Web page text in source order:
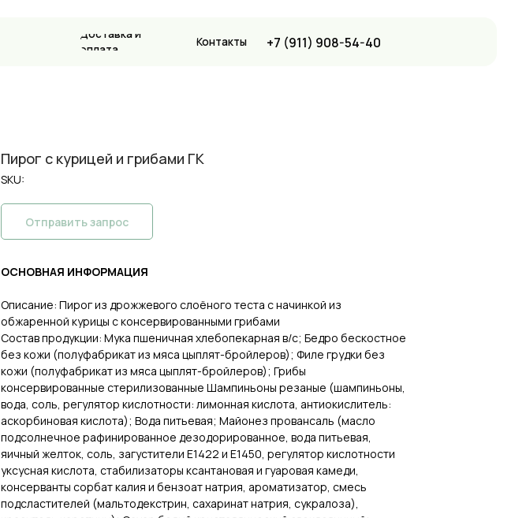
Контакты +7 (911) 908-54-40
Пирог с курицей и грибами ГК
SKU:
Отправить запрос
ОСНОВНАЯ ИНФОРМАЦИЯ
Описание: Пирог из дрожжевого слоёного теста с начинкой из
обжаренной курицы с консервированными грибами
Состав продукции: Мука пшеничная хлебопекарная в/с; Бедро бескостное
без кожи (полуфабрикат из мяса цыплят-бройлеров); Филе грудки без
кожи (полуфабрикат из мяса цыплят-бройлеров); Грибы
консервированные стерилизованные Шампиньоны резаные (шампиньоны,
вода, соль, регулятор кислотности: лимонная кислота, антиокислитель:
аскорбиновая кислота); Вода питьевая; Майонез провансаль (масло
подсолнечное рафинированное дезодорированное, вода питьевая,
яичный желток, соль, загустители Е1422 и Е1450, регулятор кислотности
уксусная кислота, стабилизаторы ксантановая и гуаровая камеди,
консерванты сорбат калия и бензоат натрия, ароматизатор, смесь
подсластителей (мальтодекстрин, сахаринат натрия, сукралоза),